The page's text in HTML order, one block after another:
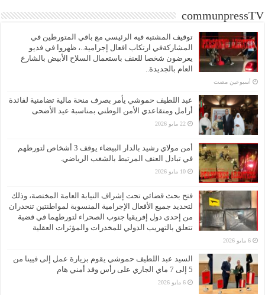
communpressTV
توقيف المشتبه فيه الرئيسي مع باقي المتورطين في
المشاركةفي ارتكاب افعال إجرامية..، ظهروا في فديو
يعرضون شخصا للعنف باستعمال السلاح الأبيض بالشارع
العام بالجديدة..
‏أسبوعين مضت
عبد اللطيف حموشي يأمر بصرف منحة مالية تضامنية لفائدة
أرامل ومتقاعدي الأمن الوطني بمناسبة عيد الأضحى
22 مايو 2026
أمن مولاي رشيد بالدار البيضاء يوقف 3 أشخاص لتورطهم
في تبادل العنف المرتبط بالشغب الرياضي.
10 مايو 2026
فتح بحث قضائي تحت إشراف النيابة العامة المختصة، وذلك
لتحديد جميع الأفعال الإجرامية المنسوبة لمواطنتين تنحدران
من إحدى دول إفريقيا جنوب الصحراء لتورطهما في قضية
تتعلق بالتهريب الدولي للمخدرات والمؤثرات العقلية
6 مايو 2026
السيد عبد اللطيف حموشي يقوم بزيارة عمل إلى فيينا من
5 إلى 7 ماي الجاري على رأس وفد أمني هام
6 مايو 2026